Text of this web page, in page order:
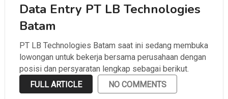
Data Entry PT LB Technologies
Batam
PT LB Technologies Batam saat ini sedang membuka
lowongan untuk bekerja bersama perusahaan dengan
posisi dan persyaratan lengkap sebagai berikut.
FULL ARTICLE
NO COMMENTS